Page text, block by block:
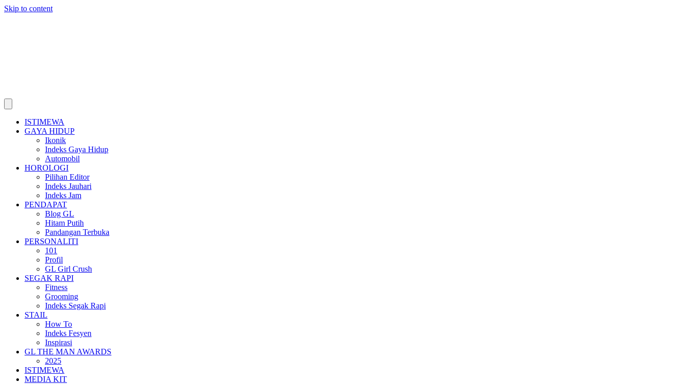
Skip to content
ISTIMEWA
GAYA HIDUP
Ikonik
Indeks Gaya Hidup
Automobil
HOROLOGI
Pilihan Editor
Indeks Jauhari
Indeks Jam
PENDAPAT
Blog GL
Hitam Putih
Pandangan Terbuka
PERSONALITI
101
Profil
GL Girl Crush
SEGAK RAPI
Fitness
Grooming
Indeks Segak Rapi
STAIL
How To
Indeks Fesyen
Inspirasi
GL THE MAN AWARDS
2025
ISTIMEWA
MEDIA KIT